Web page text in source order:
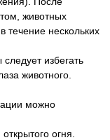
животных
течение нескольких
избегать
животного.
можно
огня.